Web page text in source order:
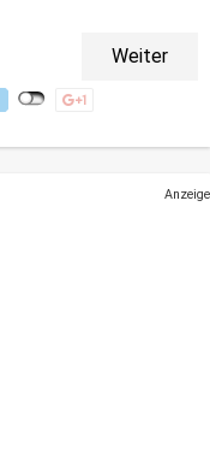
Weiter
Anzeige